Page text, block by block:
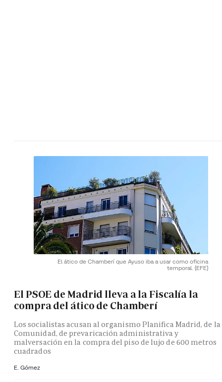
El ático de Chamberí que Ayuso iba a usar como oficina
temporal. (EFE)
El PSOE de Madrid lleva a la Fiscalía la
compra del ático de Chamberí
Los socialistas acusan al organismo Planifica Madrid, de la
Comunidad, de prevaricación administrativa y
malversación en la compra del piso de lujo de 600 metros
cuadrados
E. Gómez